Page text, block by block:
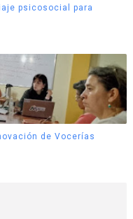
psicosocial para
de Vocerías